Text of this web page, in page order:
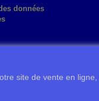
données
site de vente en